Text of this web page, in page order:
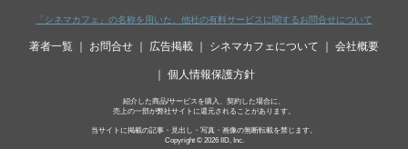
「シネマカフェ」の名称を用いた、他社の有料サービスに関するお問合せについて
著者一覧 お問合せ 広告掲載 シネマカフェについて 会社概要
個人情報保護方針
紹介した商品/サービスを購入、契約した場合に、
売上の一部が弊社サイトに還元されることがあります。
当サイトに掲載の記事・見出し・写真・画像の無断転載を禁じます。
Copyright © 2026 IID, Inc.